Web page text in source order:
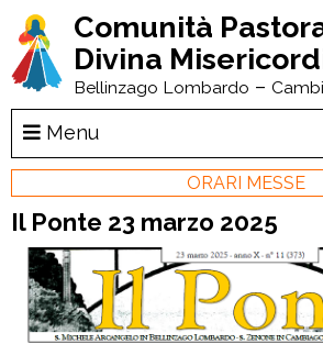
Comunità
Divina
Bellinzago Lombardo –
Menu
ORARI MESSE
Il Ponte 23 marzo 2025